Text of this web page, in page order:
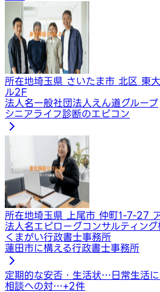
所在地埼玉県 さいたま市 北区 東
ル2F
法人名一般社団法人えん道グループ
シニアライフ診断のエピコン
所在地埼玉県 上尾市 仲町1-7-27
法人名エピローグコンサルティン
くまがい行政書士事務所
蓮田市に構える行政書士事務所
定期的な安否・生活状…日常生活
相談への対…+2件